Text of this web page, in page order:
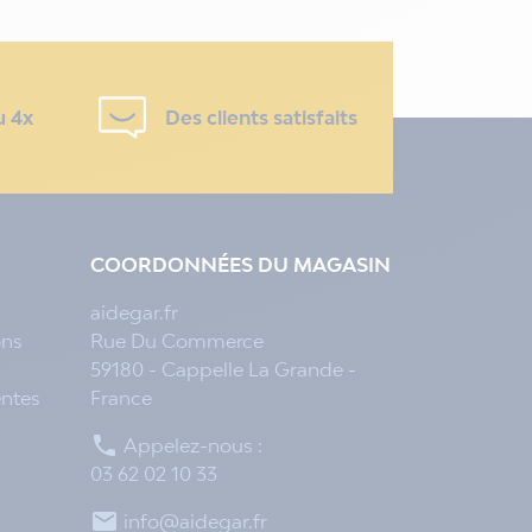
4x Des clients satisfaits
COORDONNÉES DU MAGASIN
aidegar.fr
Rue Du Commerce
59180 - Cappelle La Grande -
France
 Appelez-nous :
03 62 02 10 33
 info@aidegar.fr